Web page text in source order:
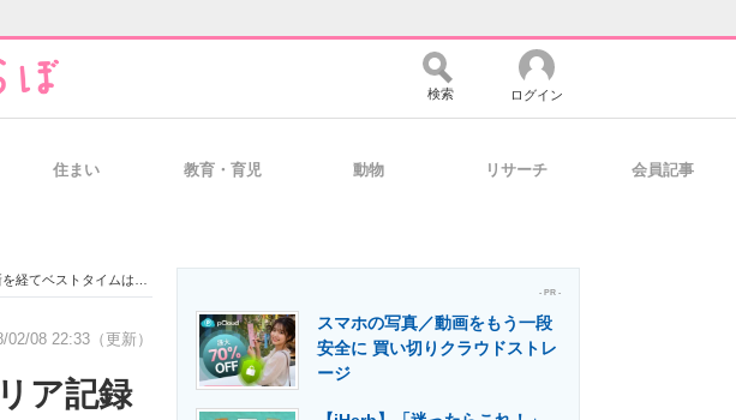
経営リーダーのコミュニティ マーケ×ITの今がよく分かる
検索 ログイン
住まい 教育・育児 動物 リサーチ 会員記事
ベストタイムは45秒
02/08 22:33（更新）
ア記録
- PR -
スマホの写真／動画をもう一段
安全に 買い切りクラウドストレ
ージ